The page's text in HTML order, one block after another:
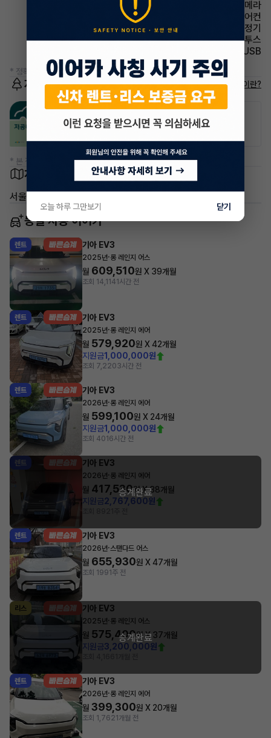
주차보조 후방카메라
에어컨 풀오토에어컨
에어컨 공기청정기
유무선단자 블루투스
유무선단자 USB
* 정확한 정보는 판매자와 반드시 확인하시기 바랍니다.
저공해차량 정보 저공해차량이란?
50% 할인 50% 할인
* 본 정보는 지자체마다 다를 수 있으니 실제 정보와 확인해 주세요.
차량 위치
서울 종로구 동숭동
동일 차종 이어카
렌트 기아 EV3
2025년·롱 레인지 어스
월 609,510원 X 39개월
조회 14,1141시간 전
렌트 기아 EV3
2025년·롱 레인지 에어
월 579,920원 X42개월
지원금1,000,000원
조회 7,2203시간 전
렌트 기아 EV3
2026년·롱 레인지 에어
월 599,100원 X 24개월
지원금1,000,000원
조회 401 6시간 전
렌트 기아 EV3
2026년· 롱 레인지 에어
월 417,530원 X38개월
지원금2,767,600원
승계완료
렌트 기아 EV3
2026년·스탠다드 어스
월 655,930원 X47개월
조회 1991주 전
리스 기아 EV3
2025년· 롱 레인지 어스
월 575,400원 X37개월
지원금3,200,000원
승계완료
렌트 기아 EV3
2026년·롱 레인지 에어
월 399,300원 X 20개월
조회 1,7621개월 전
오늘 하루 그만보기 닫기